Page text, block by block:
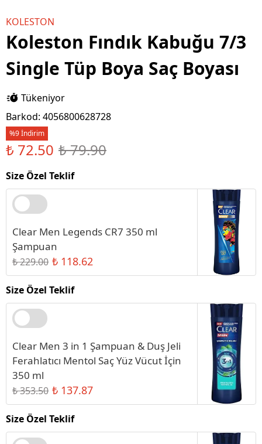
KOLESTON
Koleston Fındık Kabuğu 7/3
Single Tüp Boya Saç Boyası
Tükeniyor
Barkod: 4056800628728
%9 İndirim
₺ 72.50 ₺ 79.90
Size Özel Teklif
Clear Men Legends CR7 350 ml
Şampuan
₺ 229.00 ₺ 118.62
Size Özel Teklif
Clear Men 3 in 1 Şampuan & Duş Jeli
Ferahlatıcı Mentol Saç Yüz Vücut İçin
350 ml
₺ 353.50 ₺ 137.87
Size Özel Teklif